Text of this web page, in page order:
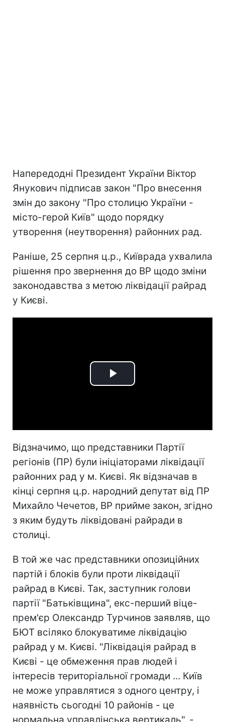
Напередодні Президент України Віктор
Янукович підписав закон "Про внесення
змін до закону "Про столицю України -
місто-герой Київ" щодо порядку
утворення (неутворення) районних рад.
Раніше, 25 серпня ц.р., Київрада ухвалила
рішення про звернення до ВР щодо зміни
законодавства з метою ліквідації райрад
у Києві.
Play
Відзначимо, що представники Партії
регіонів (ПР) були ініціаторами ліквідації
районних рад у м. Києві. Як відзначав в
кінці серпня ц.р. народний депутат від ПР
Михайло Чечетов, ВР прийме закон, згідно
з яким будуть ліквідовані райради в
столиці.
В той же час представники опозиційних
партій і блоків були проти ліквідації
райрад в Києві. Так, заступник голови
партії "Батьківщина", екс-перший віце-
прем'єр Олександр Турчинов заявляв, що
БЮТ всіляко блокуватиме ліквідацію
райрад у м. Києві. "Ліквідація райрад в
Києві - це обмеження прав людей і
інтересів територіальної громади ... Київ
не може управлятися з одного центру, і
наявність сьогодні 10 районів - це
нормальна управлінська вертикаль", -